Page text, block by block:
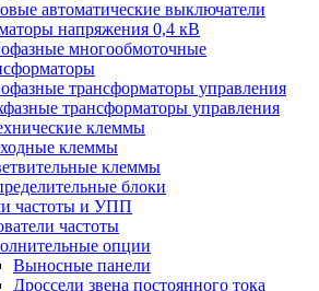
автоматические выключатели
напряжения 0,4 кВ
многообмоточные
трансформаторы управления
трансформаторы управления
клеммы
клеммы
клеммы
блоки
частоты и УПП
частоты
опции
Выносные панели
Дроссели звена постоянного тока